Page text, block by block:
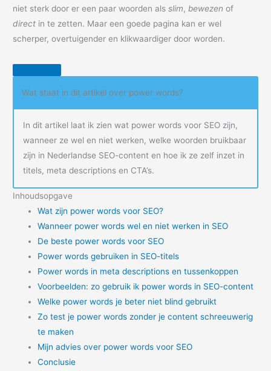
niet sterk door er een paar woorden alsslim, bewezen of
direct in te zetten. Maar een goede pagina kan er wel
scherper, overtuigender en klikwaardiger door worden.
Wat staat in dit artikel over power words?
In dit artikel laat ik zien wat power words voor SEO zijn,
wanneer ze wel en niet werken, welke woorden bruikbaar
zijn in Nederlandse SEO-content en hoe ik ze zelf inzet in
titels, meta descriptions en CTA’s.
Inhoudsopgave
Wat zijn power words voor SEO?
Wanneer power words wel en niet werken in SEO
De beste power words voor SEO
Power words gebruiken in SEO-titels
Power words in meta descriptions en tussenkoppen
Voorbeelden: zo gebruik ik power words in SEO-content
Welke power words je beter niet blind gebruikt
Zo test je power words zonder je content schreeuwerig
te maken
Mijn advies over power words voor SEO
Conclusie